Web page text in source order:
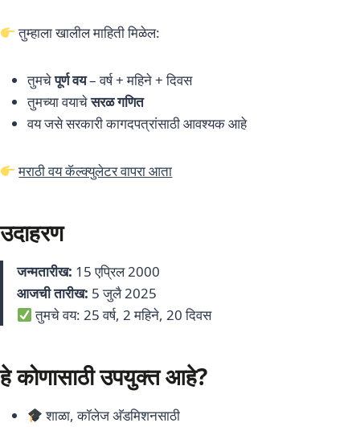
तुम्हाला खालील माहिती मिळेल:
तुमचेपूर्ण वय– वर्ष + महिने + दिवस
तुमच्या वयाचेसरळ गणित
वय जसे सरकारी कागदपत्रांसाठी आवश्यक आहे
मराठी वय कॅल्क्युलेटर वापरा आता
उदाहरण
जन्मतारीख: 15 एप्रिल 2000
आजची तारीख: 5 जुलै 2025
तुमचे वय: 25 वर्ष, 2 महिने, 20 दिवस
हे कोणासाठी उपयुक्त आहे?
शाळा, कॉलेज अ‍ॅडमिशनसाठी